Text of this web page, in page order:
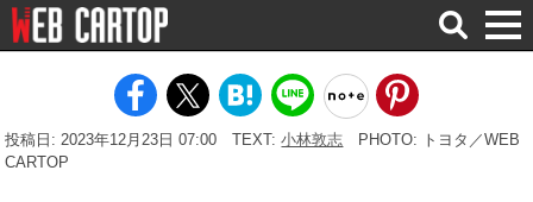
検
索
投稿日: 2023年12月23日 07:00 TEXT:小林敦志
PHOTO: トヨタ／WEB
CARTOP